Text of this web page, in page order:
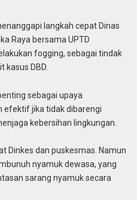
langkah cepat Dinas
Raya bersama UPTD
fogging, sebagai tindak
kasus DBD.
sebagai upaya
efektif jika tidak dibarengi
kebersihan lingkungan.
Dinkes dan puskesmas. Namun
nyamuk dewasa, yang
sarang nyamuk secara